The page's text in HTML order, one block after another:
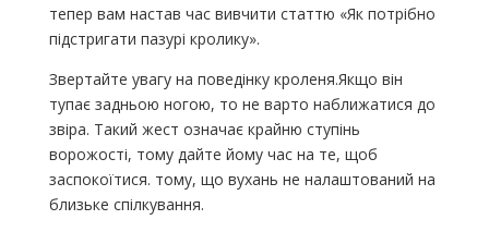
тепер вам настав час вивчити статтю «Як потрібно
підстригати пазурі кролику».
Звертайте увагу на поведінку кроленя.Якщо він
тупає задньою ногою, то не варто наближатися до
звіра. Такий жест означає крайню ступінь
ворожості, тому дайте йому час на те, щоб
заспокоїтися. тому, що вухань не налаштований на
близьке спілкування.